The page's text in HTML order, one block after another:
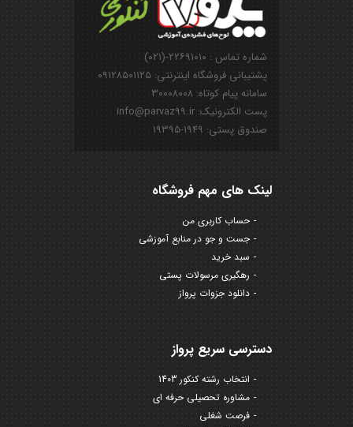
شماره تماس : ۲۲۶۹۱۰۱۰-(۰۲۱)
پشتیبانی فروشگاه اینترنتی: ۰۹۱۲۸۵۰۱۱۲۵
سامانه پیام کوتاه: ۳۰۰۰۸۰۰۸
پست الکترونیک: info@parvaz99.ir
صندوق پستی: ۱۹۴۹-۱۹۳۹۵
لینک های مهم فروشگاه
حساب کاربری من
جست و جو در منابع آموزشی
سبد خرید
رهگیری مرسولات پستی
دانلود جزوات پرواز
دسترسی سریع پرواز
انتخاب رشته کنکور 1403
مشاوره تحصیلی حرفه ای
فرصت شغلی